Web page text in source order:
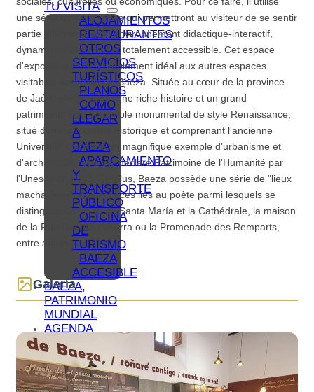
TU VISITA
ALOJAMIENTOS
RESTAURANTES
OTROS
SERVICIOS
TURÍSTICOS
PLANOS
CÓMO
LLEGAR
A
BAEZA
APARCAMIENTO
Y
TRANSPORTE
PÚBLICO
OFICINA
DE
TURISMO
BAEZA
ACCESIBLE
BAEZA,
PATRIMONIO
MUNDIAL
AGENDA
CULTURAL
BLOG
BIENVENIDOS
A BAEZA
une série de ressources qui permettront au visiteur de se sentir
partie intégrante d'un environnement didactique-interactif,
dynamique, innovant et totalement accessible. Cet espace
d'exposition est le complément idéal aux autres espaces
visitables de la ville de Baeza. Située au cœur de la province
de Jaén, elle possède une riche histoire et un grand
patrimoine. Son ensemble monumental de style Renaissance,
situé dans son centre historique et comprenant l'ancienne
Université, constitue un magnifique exemple d'urbanisme et
d'architecture, et a été déclaré Patrimoine de l'Humanité par
l'Unesco en 2003. De plus, Baeza possède une série de "lieux
machadiens", des espaces liés au poète parmi lesquels se
distinguent la Place de Santa María et la Cathédrale, la maison
de la Rue Gaspar Becerra ou la Promenade des Remparts,
entre autres.
Galería